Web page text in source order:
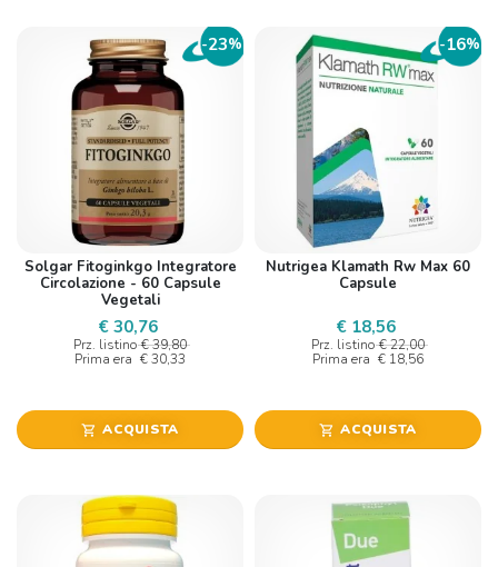
-23%
Solgar Fitoginkgo Integratore
Circolazione - 60 Capsule
Vegetali
€ 30,76
Prz. listino € 39,80
Prima era € 30,33
shopping_cart ACQUISTA
-16%
Nutrigea Klamath Rw Max 60
Capsule
€ 18,56
Prz. listino € 22,00
Prima era € 18,56
shopping_cart ACQUISTA